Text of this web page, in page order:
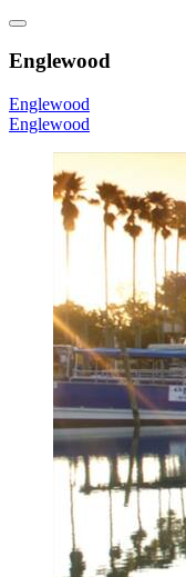
Englewood
Englewood
Englewood